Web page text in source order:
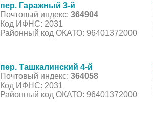
пер. Гаражный 3-й
Почтовый индекс: 364904
Код ИФНС: 2031
Районный код ОКАТО: 96401372000
пер. Ташкалинский 4-й
Почтовый индекс: 364058
Код ИФНС: 2031
Районный код ОКАТО: 96401372000